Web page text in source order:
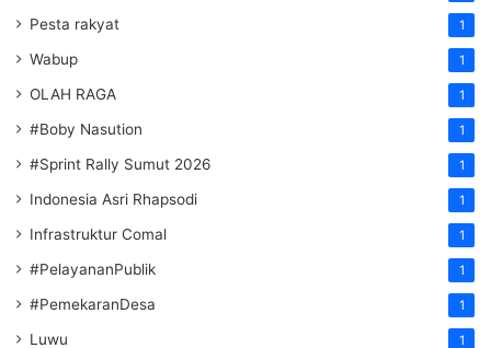
Pesta rakyat 1
Wabup 1
OLAH RAGA 1
#Boby Nasution 1
#Sprint Rally Sumut 2026 1
Indonesia Asri Rhapsodi 1
Infrastruktur Comal 1
#PelayananPublik 1
#PemekaranDesa 1
Luwu 1